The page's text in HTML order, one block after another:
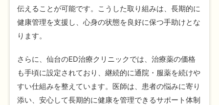
伝えることが可能です。こうした取り組みは、長期的に
健康管理を支援し、心身の状態を良好に保つ手助けとな
ります。
さらに、仙台のED治療クリニックでは、治療薬の価格
も手頃に設定されており、継続的に通院・服薬を続けや
すい仕組みを整えています。医師は、患者の悩みに寄り
添い、安心して長期的に健康を管理できるサポート体制